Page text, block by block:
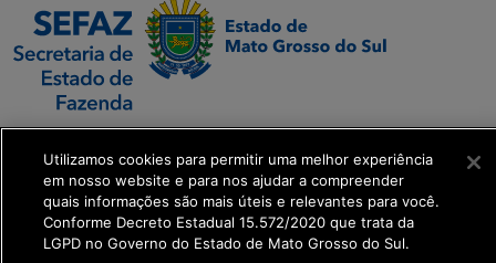
SETDIG | Secretaria-
Executiva de
Transformação Digital
get_footer();
Utilizamos cookies para permitir uma melhor experiência
em nosso website e para nos ajudar a compreender
quais informações são mais úteis e relevantes para você.
Conforme Decreto Estadual 15.572/2020 que trata da
LGPD no Governo do Estado de Mato Grosso do Sul.